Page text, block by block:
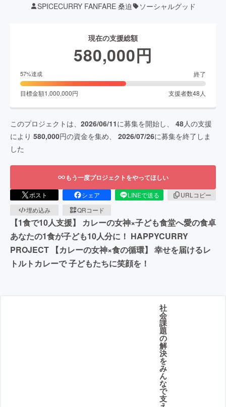
SPICECURRY FANFARE 桑迫 ソーシャルグッド
現在の支援総額
580,000円
57%達成 終了
目標金額1,000,000円 支援者数48 人
このプロジェクトは、 2026/06/11に募集を開始し、 48人の支援
により 580,000円の資金を集め、 2026/07/26に募集を終了しま
した
もう一度プロジェクトをやってほしい
ポスト シェア LINEで送る
URLコピー
埋め込み
QRコード
【1食で10人支援】 カレーの女神×子ども食堂へ愛の食卓
あなたの1食が子ども10人分に！ HAPPYCURRY
PROJECT 【カレーの女神×食の循環】 幸せを届けるレ
トルトカレーで 子どもたちに笑顔を！
社
会
課
題
の
解
決
を
み
ん
な
で
支